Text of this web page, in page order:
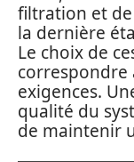
filtration et de
la dernière
Le choix de
correspondre
exigences.
qualité du
de maintenir